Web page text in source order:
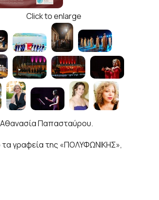
Click to enlarge
Αθανασία Παπασταύρου.
τα γραφεία της «ΠΟΛΥΦΩΝΙΚΗΣ»,